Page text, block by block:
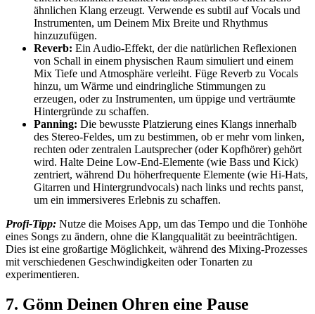
ähnlichen Klang erzeugt. Verwende es subtil auf Vocals und
Instrumenten, um Deinem Mix Breite und Rhythmus
hinzuzufügen.
Reverb: Ein Audio-Effekt, der die natürlichen Reflexionen
von Schall in einem physischen Raum simuliert und einem
Mix Tiefe und Atmosphäre verleiht. Füge Reverb zu Vocals
hinzu, um Wärme und eindringliche Stimmungen zu
erzeugen, oder zu Instrumenten, um üppige und verträumte
Hintergründe zu schaffen.
Panning: Die bewusste Platzierung eines Klangs innerhalb
des Stereo-Feldes, um zu bestimmen, ob er mehr vom linken,
rechten oder zentralen Lautsprecher (oder Kopfhörer) gehört
wird. Halte Deine Low-End-Elemente (wie Bass und Kick)
zentriert, während Du höherfrequente Elemente (wie Hi-Hats,
Gitarren und Hintergrundvocals) nach links und rechts panst,
um ein immersiveres Erlebnis zu schaffen.
Profi-Tipp: Nutze die Moises App, um das Tempo und die Tonhöhe
eines Songs zu ändern, ohne die Klangqualität zu beeinträchtigen.
Dies ist eine großartige Möglichkeit, während des Mixing-Prozesses
mit verschiedenen Geschwindigkeiten oder Tonarten zu
experimentieren.
7. Gönn Deinen Ohren eine Pause